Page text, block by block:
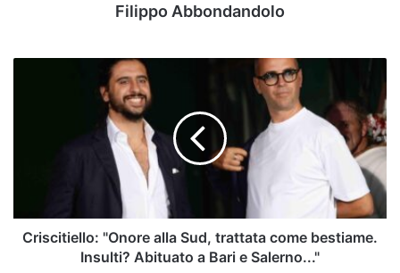
Filippo Abbondandolo
Abituato
Criscitiello: "Onore alla Sud, trattata come bestiame.
Insulti? Abituato a Bari e Salerno..."